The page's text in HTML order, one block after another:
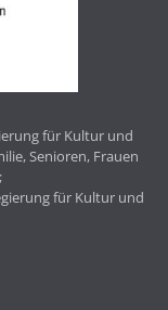
für Kultur und
Senioren, Frauen
für Kultur und